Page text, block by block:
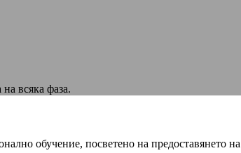
всяка фаза.
обучение, посветено на предоставянето